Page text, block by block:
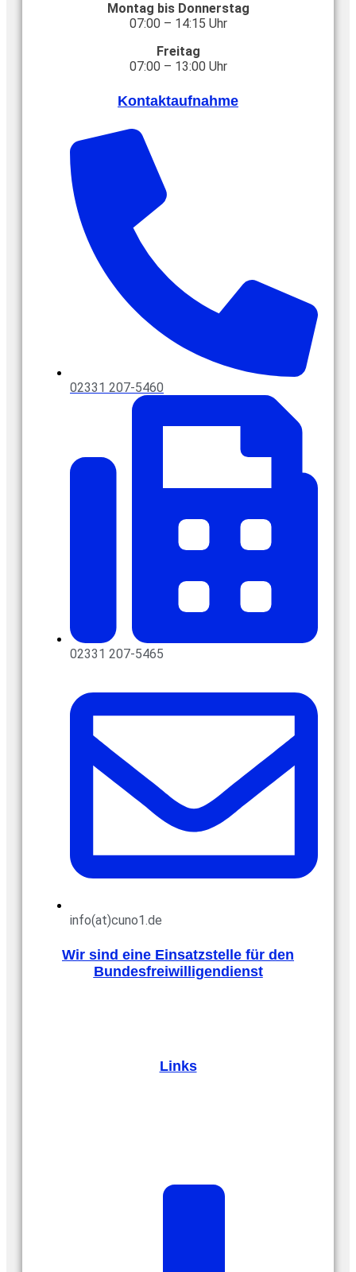
Montag bis Donnerstag
07:00 – 14:15 Uhr
Freitag
07:00 – 13:00 Uhr
Kontaktaufnahme
02331 207-5460
02331 207-5465
info(at)cuno1.de
Wir sind eine Einsatzstelle für den
Bundesfreiwilligendienst
Links